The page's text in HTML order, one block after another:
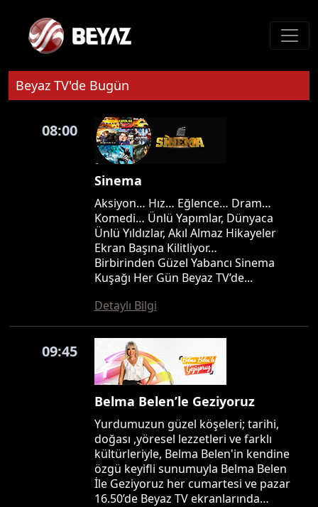
Beyaz TV'de Bugün
08:00
Sinema
Aksiyon… Hız… Eğlence… Dram…
Komedi… Ünlü Yapımlar, Dünyaca
Ünlü Yıldızlar, Akıl Almaz Hikayeler
Ekran Başına Kilitliyor…
Birbirinden Güzel Yabancı Sinema
Kuşağı Her Gün Beyaz TV’de...
Detaylı Bilgi
09:45
Belma Belen’le Geziyoruz
Yurdumuzun güzel köşeleri; tarihi,
doğası ,yöresel lezzetleri ve farklı
kültürleriyle, Belma Belen'in kendine
özgü keyifli sunumuyla Belma Belen
İle Geziyoruz her cumartesi ve pazar
16.50’de Beyaz TV ekranlarında…